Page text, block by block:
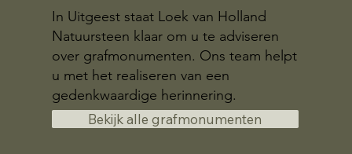
In Uitgeest staat Loek van Holland
Natuursteen klaar om u te adviseren
over grafmonumenten. Ons team helpt
u met het realiseren van een
gedenkwaardige herinnering.
Bekijk alle grafmonumenten